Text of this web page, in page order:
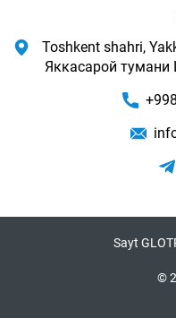
Toshkent shahri,
Яккасарой тумани
Sayt
©